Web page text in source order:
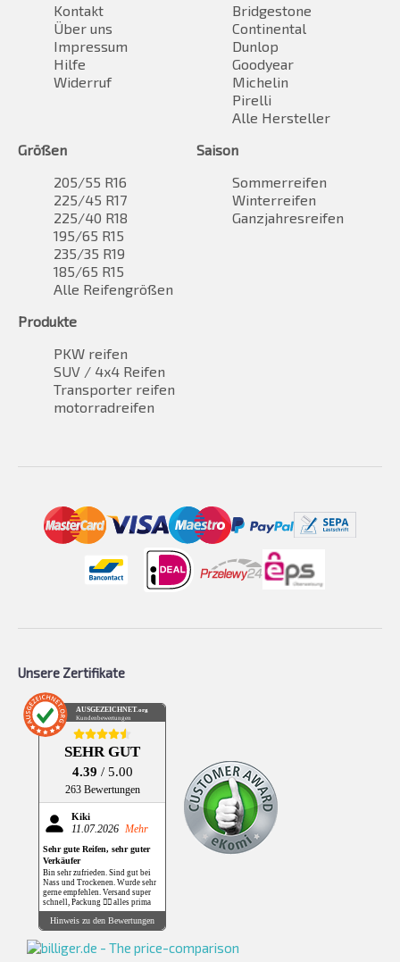
Kontakt
Über uns
Impressum
Hilfe
Widerruf
Bridgestone
Continental
Dunlop
Goodyear
Michelin
Pirelli
Alle Hersteller
Größen
205/55 R16
225/45 R17
225/40 R18
195/65 R15
235/35 R19
185/65 R15
Alle Reifengrößen
Saison
Sommerreifen
Winterreifen
Ganzjahresreifen
Produkte
PKW reifen
SUV / 4x4 Reifen
Transporter reifen
motorradreifen
Unsere Zertifikate
AUSGEZEICHNET.org
Kundenbewertungen
SEHR GUT
4.39 / 5.00
263 Bewertungen
Kiki
11.07.2026 Mehr
Sehr gute Reifen, sehr guter
Verkäufer
Bin sehr zufrieden. Sind gut bei
Nass und Trockenen. Wurde sehr
gerne empfehlen. Versand super
schnell, Packung 👌🏻 alles prima
Hinweis zu den Bewertungen